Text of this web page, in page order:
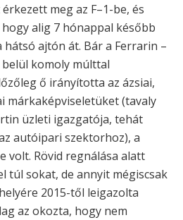
meg az F–1-be, és
alig 7 hónappal később
ajtón át. Bár a Ferrarin –
komoly múlttal
ő irányította az ázsiai,
márkaképviseletüket (tavaly
üzleti igazgatója, tehát
autóipari szektorhoz), a
volt. Rövid regnálása alatt
túl sokat, de annyit mégiscsak
2015-től leigazolta
az okozta, hogy nem